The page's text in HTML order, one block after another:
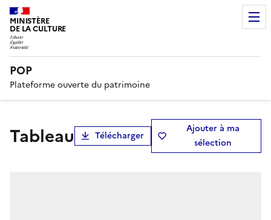
MINISTÈRE
DE LA CULTURE
POP
Plateforme ouverte du patrimoine
tableau Télécharger
Ajouter à ma
sélection